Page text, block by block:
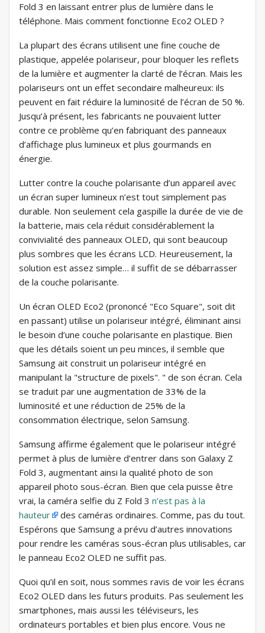
Fold 3 en laissant entrer plus de lumière dans le
téléphone. Mais comment fonctionne Eco2 OLED ?
La plupart des écrans utilisent une fine couche de
plastique, appelée polariseur, pour bloquer les reflets
de la lumière et augmenter la clarté de l’écran. Mais les
polariseurs ont un effet secondaire malheureux: ils
peuvent en fait réduire la luminosité de l’écran de 50 %.
Jusqu’à présent, les fabricants ne pouvaient lutter
contre ce problème qu’en fabriquant des panneaux
d’affichage plus lumineux et plus gourmands en
énergie.
Lutter contre la couche polarisante d’un appareil avec
un écran super lumineux n’est tout simplement pas
durable. Non seulement cela gaspille la durée de vie de
la batterie, mais cela réduit considérablement la
convivialité des panneaux OLED, qui sont beaucoup
plus sombres que les écrans LCD. Heureusement, la
solution est assez simple… il suffit de se débarrasser
de la couche polarisante.
Un écran OLED Eco2 (prononcé "Eco Square", soit dit
en passant) utilise un polariseur intégré, éliminant ainsi
le besoin d’une couche polarisante en plastique. Bien
que les détails soient un peu minces, il semble que
Samsung ait construit un polariseur intégré en
manipulant la "structure de pixels". " de son écran. Cela
se traduit par une augmentation de 33% de la
luminosité et une réduction de 25% de la
consommation électrique, selon Samsung.
Samsung affirme également que le polariseur intégré
permet à plus de lumière d’entrer dans son Galaxy Z
Fold 3, augmentant ainsi la qualité photo de son
appareil photo sous-écran. Bien que cela puisse être
vrai, la caméra selfie du Z Fold 3 n’est pas à la
hauteur
des caméras ordinaires. Comme, pas du tout.
Espérons que Samsung a prévu d’autres innovations
pour rendre les caméras sous-écran plus utilisables, car
le panneau Eco2 OLED ne suffit pas.
Quoi qu’il en soit, nous sommes ravis de voir les écrans
Eco2 OLED dans les futurs produits. Pas seulement les
smartphones, mais aussi les téléviseurs, les
ordinateurs portables et bien plus encore. Vous ne